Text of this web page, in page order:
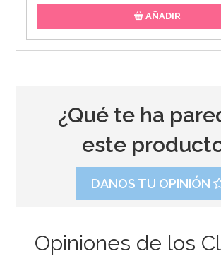
AÑADIR
¿Qué te ha
este
DANOS TU OPINIÓN
Opiniones de los